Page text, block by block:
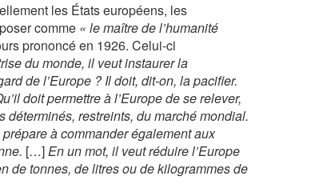
les États européens, les
comme « le maître de l’humanité
prononcé en 1926. Celui-ci
du monde, il veut instaurer la
de l’Europe ? Il doit, dit-on, la pacifier.
doit permettre à l’Europe de se relever,
restreints, du marché mondial.
à commander également aux
[…]En un mot, il veut réduire l’Europe
de tonnes, de litres ou de kilogrammes de